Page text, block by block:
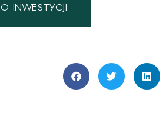
O INWESTYCJI